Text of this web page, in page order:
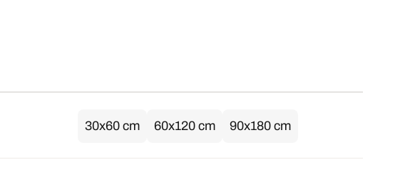
30x60 cm 60x120 cm 90x180 cm